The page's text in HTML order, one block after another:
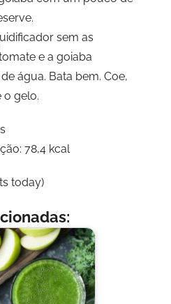
sem as
e a goiaba
água. Bata bem. Coe,
o gelo.
78,4 kcal
today)